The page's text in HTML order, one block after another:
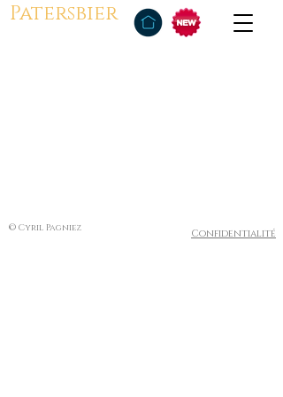
Patersbier
© Cyril Pagniez Confidentialité